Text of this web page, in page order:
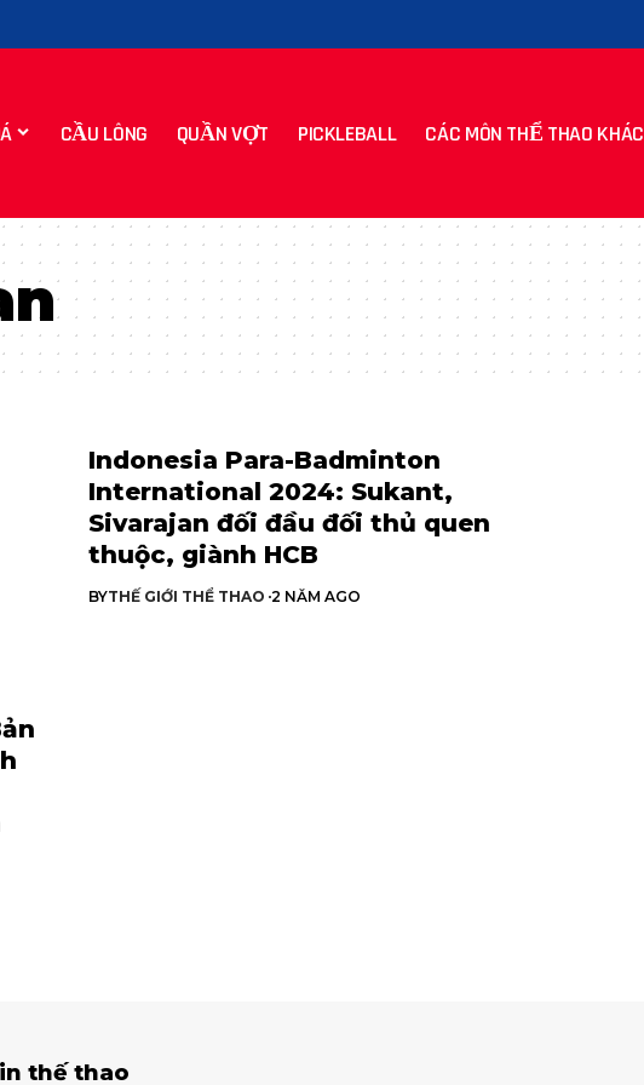
CẦU LÔNG QUẦN VỢT PICKLEBALL CÁC MÔN THỂ THAO KHÁC
Indonesia Para-Badminton
International 2024: Sukant,
Sivarajan đối đầu đối thủ quen
thuộc, giành HCB
BYTHẾ GIỚI THỂ THAO 2 NĂM AGO
thế thao